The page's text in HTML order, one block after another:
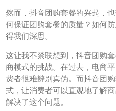
然而，抖音团购套餐的兴起，
何保证团购套餐的质量？如何
得我们深思。
这让我不禁联想到，抖音团购
商模式的挑战。在过去，电商
费者很难辨别真伪。而抖音团
式，让消费者可以直观地了解
解决了这个问题。